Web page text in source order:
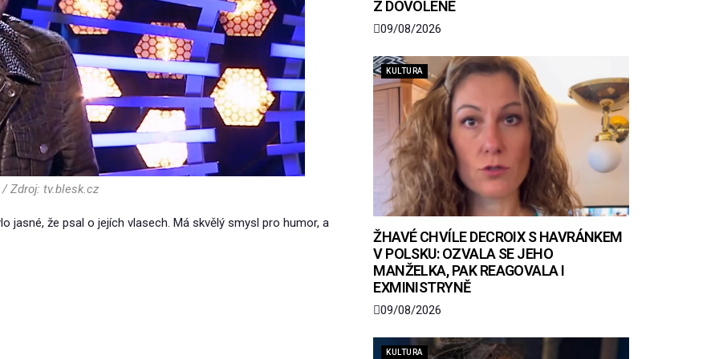
Zdroj: tv.blesk.cz
jasné, že psal o jejích vlasech. Má skvělý smysl pro humor, a
Z DOVOLENÉ
09/08/2026
KULTURA
ŽHAVÉ CHVÍLE DECROIX S HAVRÁNKEM
V POLSKU: OZVALA SE JEHO
MANŽELKA, PAK REAGOVALA I
EXMINISTRYNĚ
09/08/2026
KULTURA